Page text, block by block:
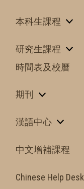
本科生課程
研究生課程
時間表及校曆
期刊
漢語中心
中文增補課程
Chinese Help Desk